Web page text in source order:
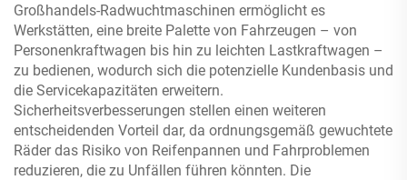
Großhandels-Radwuchtmaschinen ermöglicht es
Werkstätten, eine breite Palette von Fahrzeugen – von
Personenkraftwagen bis hin zu leichten Lastkraftwagen –
zu bedienen, wodurch sich die potenzielle Kundenbasis und
die Servicekapazitäten erweitern.
Sicherheitsverbesserungen stellen einen weiteren
entscheidenden Vorteil dar, da ordnungsgemäß gewuchtete
Räder das Risiko von Reifenpannen und Fahrproblemen
reduzieren, die zu Unfällen führen könnten. Die